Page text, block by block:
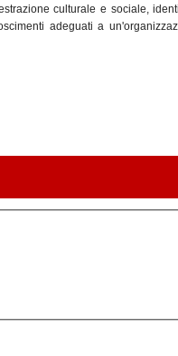
culturale e sociale,
adeguati a